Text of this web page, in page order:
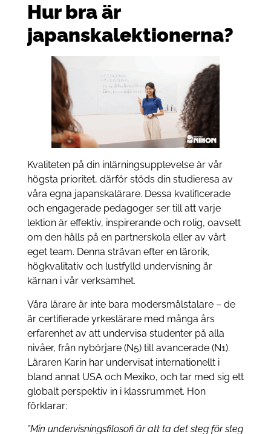
Hur bra är
japanskalektionerna?
Kvaliteten på din inlärningsupplevelse är vår
högsta prioritet, därför stöds din studieresa av
våra egna japanskalärare. Dessa kvalificerade
och engagerade pedagoger ser till att varje
lektion är effektiv, inspirerande och rolig, oavsett
om den hålls på en partnerskola eller av vårt
eget team. Denna strävan efter en lärorik,
högkvalitativ och lustfylld undervisning är
kärnan i vår verksamhet.
Våra lärare är inte bara modersmålstalare – de
är certifierade yrkeslärare med många års
erfarenhet av att undervisa studenter på alla
nivåer, från nybörjare (N5) till avancerade (N1).
Läraren Karin har undervisat internationellt i
bland annat USA och Mexiko, och tar med sig ett
globalt perspektiv in i klassrummet. Hon
förklarar:
”Min undervisningsfilosofi är att ta det steg för steg